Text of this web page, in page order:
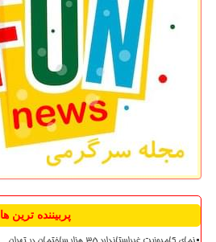
پربیننده ترین ها